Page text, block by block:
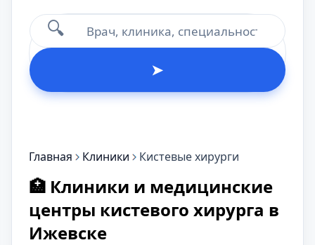
🔍
➤
Главная Клиники Кистевые хирурги
🏥 Клиники и медицинские
центры кистевого хирурга в
Ижевске